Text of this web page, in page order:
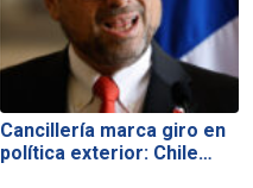
Cancillería marca giro en
política exterior: Chile…